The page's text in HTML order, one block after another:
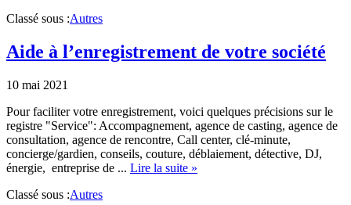
Classé sous :Autres
Aide à l’enregistrement de votre société
10 mai 2021
Pour faciliter votre enregistrement, voici quelques précisions sur le
registre "Service": Accompagnement, agence de casting, agence de
consultation, agence de rencontre, Call center, clé-minute,
concierge/gardien, conseils, couture, déblaiement, détective, DJ,
énergie, entreprise de ... Lire la suite »
Classé sous :Autres